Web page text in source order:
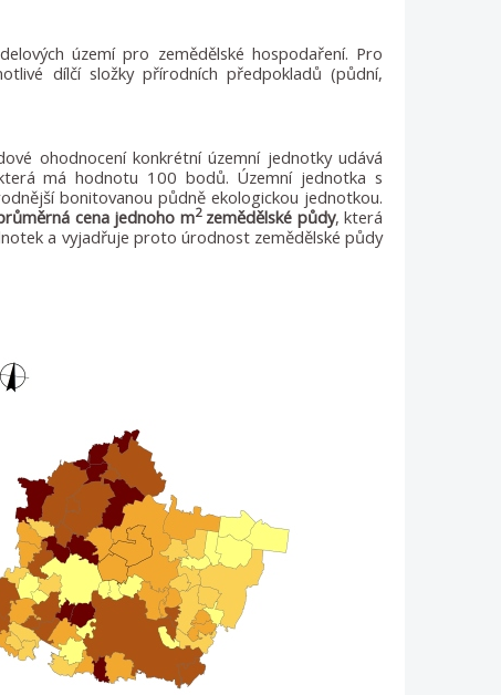
území pro zemědělské hospodaření. Pro
dílčí složky přírodních předpokladů (půdní,
ohodnocení konkrétní územní jednotky udává
má hodnotu 100 bodů. Územní jednotka s
bonitovanou půdně ekologickou jednotkou.
cena jednoho m2zemědělské půdy, která
a vyjadřuje proto úrodnost zemědělské půdy